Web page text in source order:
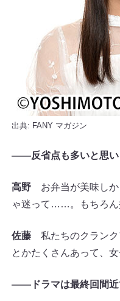
出典: FANY マガジン
――反省点も多いと思い
高野お弁当が美味しか
ゃ迷って……。もちろん
佐藤私たちのクランク
とかたくさんあって、
――ドラマは最終回間近